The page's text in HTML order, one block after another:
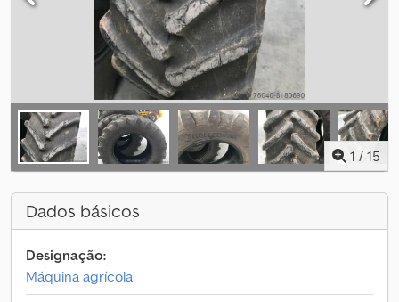
1 / 15
Dados básicos
Designação:
Máquina agrícola